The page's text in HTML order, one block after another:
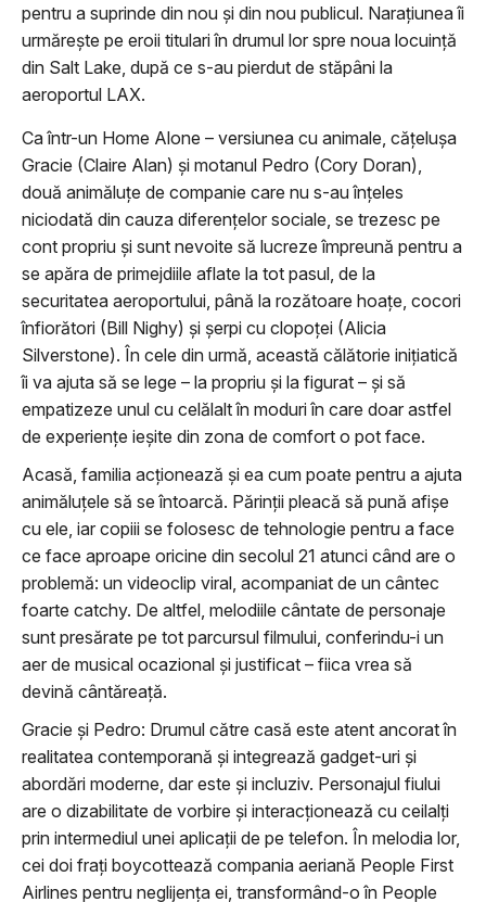
pentru a suprinde din nou și din nou publicul. Narațiunea îi
urmărește pe eroii titulari în drumul lor spre noua locuință
din Salt Lake, după ce s-au pierdut de stăpâni la
aeroportul LAX.
Ca într-un Home Alone – versiunea cu animale, cățelușa
Gracie (Claire Alan) și motanul Pedro (Cory Doran),
două animăluțe de companie care nu s-au înțeles
niciodată din cauza diferențelor sociale, se trezesc pe
cont propriu și sunt nevoite să lucreze împreună pentru a
se apăra de primejdiile aflate la tot pasul, de la
securitatea aeroportului, până la rozătoare hoațe, cocori
înfiorători (Bill Nighy) și șerpi cu clopoței (Alicia
Silverstone). În cele din urmă, această călătorie inițiatică
îi va ajuta să se lege – la propriu și la figurat – și să
empatizeze unul cu celălalt în moduri în care doar astfel
de experiențe ieșite din zona de comfort o pot face.
Acasă, familia acționează și ea cum poate pentru a ajuta
animăluțele să se întoarcă. Părinții pleacă să pună afișe
cu ele, iar copiii se folosesc de tehnologie pentru a face
ce face aproape oricine din secolul 21 atunci când are o
problemă: un videoclip viral, acompaniat de un cântec
foarte catchy. De altfel, melodiile cântate de personaje
sunt presărate pe tot parcursul filmului, conferindu-i un
aer de musical ocazional și justificat – fiica vrea să
devină cântăreață.
Gracie și Pedro: Drumul către casă este atent ancorat în
realitatea contemporană și integrează gadget-uri și
abordări moderne, dar este și incluziv. Personajul fiului
are o dizabilitate de vorbire și interacționează cu ceilalți
prin intermediul unei aplicații de pe telefon. În melodia lor,
cei doi frați boycottează compania aeriană People First
Airlines pentru neglijența ei, transformând-o în People